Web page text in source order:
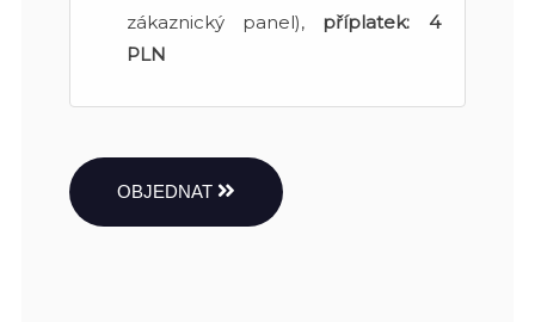
zákaznický panel), příplatek: 4
PLN
OBJEDNAT